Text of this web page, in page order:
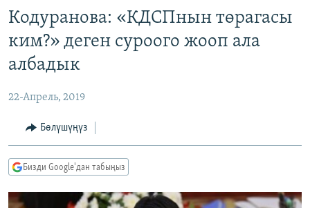
Издөөгө
салыңызКЫРГЫЗСТАН
САЯСАТ
МАДАНИЯТ
ДҮЙНӨ
ДҮЙНӨ
УКРАИНА
ТВ ПРОГРАММАЛАР
БҮГҮН АЗАТТЫКТА
ПОДКАСТ
Русский
Кодуранова: «КДСПнын төрагасы
ким?» деген суроого жооп ала
албадык
22-Апрель, 2019
Бөлүшүңүз
Бизди Google'дан табыңыз